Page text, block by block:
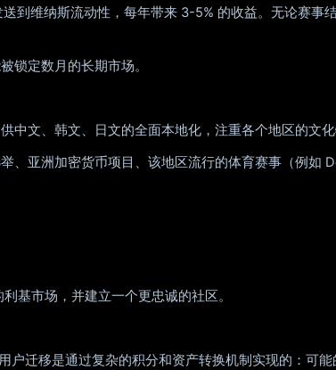
到维纳斯流动性，每年带来 3-5% 的收益。无论赛事
锁定数月的长期市场。
文、韩文、日文的全面本地化，注重各个地区的文化
亚洲加密货币项目、该地区流行的体育赛事（例如
基市场，并建立一个更忠诚的社区。
迁移是通过复杂的积分和资产转换机制实现的：可